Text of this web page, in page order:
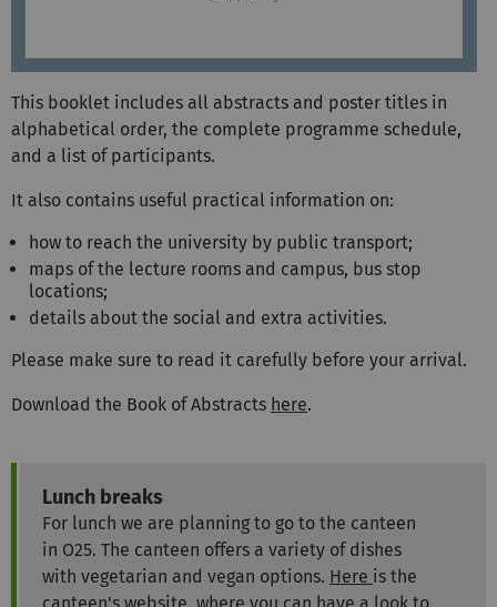
This booklet includes all abstracts and poster titles in
alphabetical order, the complete programme schedule,
and a list of participants.
It also contains useful practical information on:
how to reach the university by public transport;
maps of the lecture rooms and campus, bus stop
locations;
details about the social and extra activities.
Please make sure to read it carefully before your arrival.
Download the Book of Abstracts here.
Lunch breaks
For lunch we are planning to go to the canteen
in O25. The canteen offers a variety of dishes
with vegetarian and vegan options. Here is the